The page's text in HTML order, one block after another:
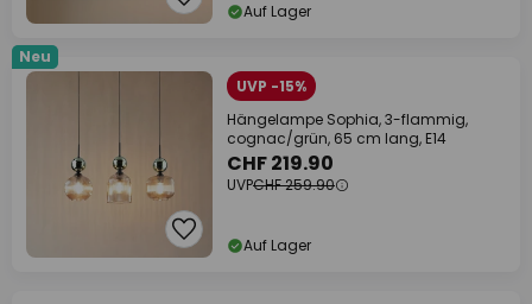
Auf Lager
Neu
UVP -15%
Hängelampe Sophia, 3-flammig,
cognac/grün, 65 cm lang, E14
CHF 219.90
UVPCHF 259.90
Auf Lager